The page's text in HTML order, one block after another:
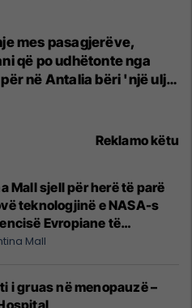
mes pasagjerëve,
që po udhëtonte nga
në Antalia bëri 'një ulje
në Prishtinë
Reklamo këtu
Mall sjell për herë të parë
teknologjinë e NASA-s
Evropiane të
(ESA)
Mall
i gruas në menopauzë –